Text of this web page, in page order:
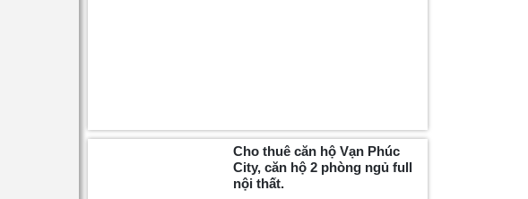
Cho thuê căn hộ Vạn Phúc
City, căn hộ 2 phòng ngủ full
nội thất.